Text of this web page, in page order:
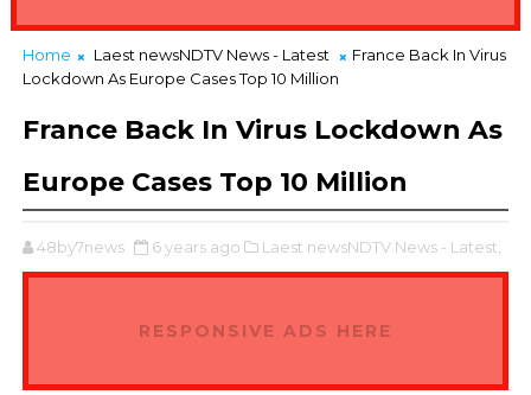
Home Laest newsNDTV News - Latest
France Back In Virus
Lockdown As Europe Cases Top 10 Million
France Back In Virus Lockdown As
Europe Cases Top 10 Million
48by7news 6 years ago Laest newsNDTV News - Latest,
RESPONSIVE ADS HERE